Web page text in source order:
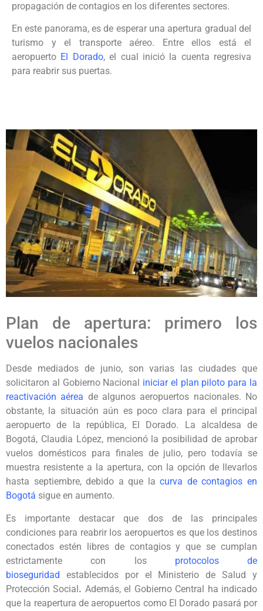
propagación de contagios en los diferentes sectores.
En este panorama, es de esperar una apertura gradual del
turismo y el transporte aéreo. Entre ellos está el
aeropuerto El Dorado, el cual inició la cuenta regresiva
para reabrir sus puertas.
Plan de apertura: primero los
vuelos nacionales
Desde mediados de junio, son varias las ciudades que
solicitaron al Gobierno Nacional iniciar el plan piloto para la
reactivación aérea de algunos aeropuertos nacionales. No
obstante, la situación aún es poco clara para el principal
aeropuerto de la república, El Dorado. La alcaldesa de
Bogotá, Claudia López, mencionó la posibilidad de aprobar
vuelos domésticos para finales de julio, pero todavía se
muestra resistente a la apertura, con la opción de llevarlos
hasta septiembre, debido a que lacurva de contagios en
Bogotá sigue en aumento.
Es importante destacar que dos de las principales
condiciones para reabrir los aeropuertos es que los destinos
conectados estén libres de contagios y que se cumplan
estrictamente con los protocolos de
bioseguridad
establecidos por el Ministerio de Salud y
Protección Social. Además, el Gobierno Central ha indicado
que la reapertura de aeropuertos como El Dorado pasará por